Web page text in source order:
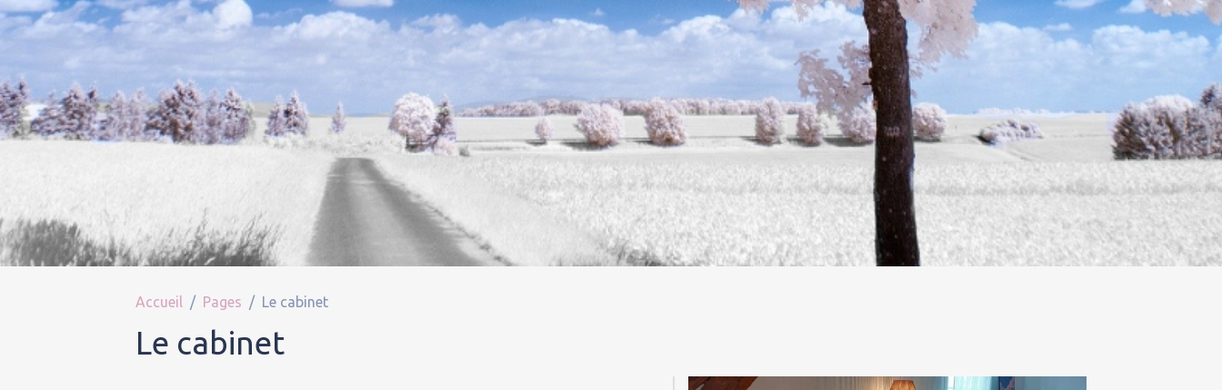
Accueil Pages Le cabinet
Le cabinet